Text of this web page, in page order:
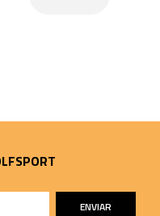
ENVIAR